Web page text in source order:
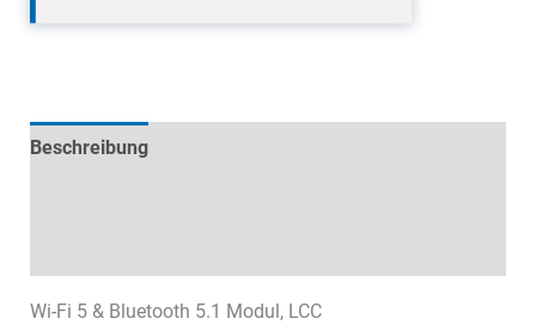
Beschreibung
Wi-Fi 5 & Bluetooth 5.1 Modul, LCC